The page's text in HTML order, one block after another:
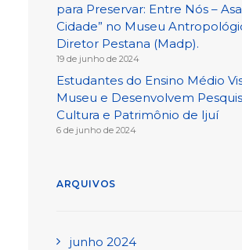
para Preservar: Entre Nós –
Cidade” no Museu
Diretor Pestana (Madp).
19 de junho de 2024
Estudantes do Ensino Médio
Museu e Desenvolvem
Cultura e Patrimônio de Ijuí
6 de junho de 2024
ARQUIVOS
junho 2024